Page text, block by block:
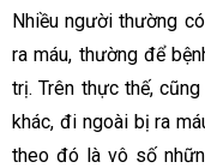
Nhiều người thường
ra máu, thường để
trị. Trên thực thế,
khác, đi ngoài bị ra
theo đó là vô số